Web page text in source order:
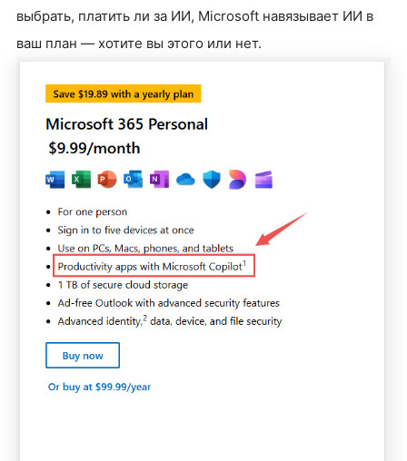
выбрать, платить ли за ИИ, Microsoft навязывает ИИ в
ваш план — хотите вы этого или нет.